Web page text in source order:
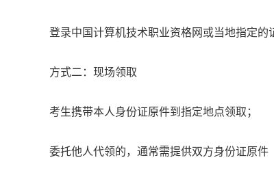
登录中国计算机技术职业资格网或当地指定的
方式二：现场领取
考生携带本人身份证原件到指定地点领取；
委托他人代领的，通常需提供双方身份证原件